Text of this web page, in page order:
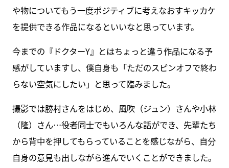
や物についてもう一度ポジティブに考えなおすキッカケ
を提供できる作品になるといいなと思っています。
今までの『ドクターY』とはちょっと違う作品になる予
感がしていますし、僕自身も「ただのスピンオフで終わ
らない空気にしたい」と思って臨みました。
撮影では勝村さんをはじめ、風吹（ジュン）さんや小林
（隆）さん…役者同士でもいろんな話ができ、先輩たち
から背中を押してもらっていることを感じながら、自分
自身の意見も出しながら進んでいくことができました。